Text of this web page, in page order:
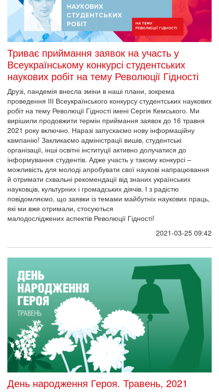
Триває приймання заявок на участь у
Всеукраїнському конкурсі студентських
наукових робіт на тему Революції Гідності
Друзі, пандемія внесла зміни в наші плани, зокрема
проведення ІІІ Всеукраїнського конкурсу студентських наукових
робіт на тему Революції Гідності імені Сергія Кемського. Ми
вирішили продовжити термін приймання заявок до 16 травня
2021 року включно. Наразі запускаємо нову інформаційну
кампанію! Закликаємо адміністрації вишів, студентські
організації, інші освітні інституції активно долучатися до
інформування студентів. Адже участь у такому конкурсі –
можливість для молоді апробувати свої наукові напрацювання
й отримати схвальні рекомендації від знаних українських
науковців, культурних і громадських діячів. І з радістю
повідомляємо, що заявки із темами майбутніх наукових праць,
які ми вже отримали, стосуються
малодосліджених аспектів Революції Гідності!
2021-03-25 09:42
День народження Героя. Травень, 2021